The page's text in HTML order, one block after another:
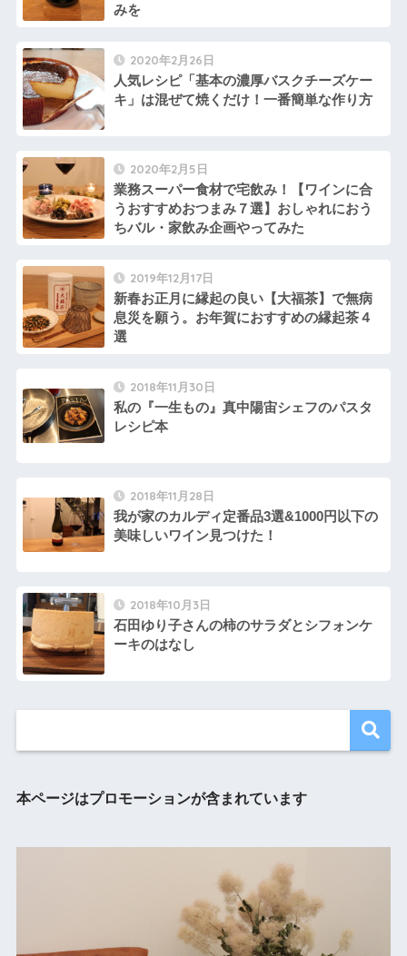
みを
2020年2月26日
人気レシピ「基本の濃厚バスクチーズケー
キ」は混ぜて焼くだけ！一番簡単な作り方
2020年2月5日
業務スーパー食材で宅飲み！【ワインに合
うおすすめおつまみ７選】おしゃれにおう
ちバル・家飲み企画やってみた
2019年12月17日
新春お正月に縁起の良い【大福茶】で無病
息災を願う。お年賀におすすめの縁起茶４
選
2018年11月30日
私の『一生もの』真中陽宙シェフのパスタ
レシピ本
2018年11月28日
我が家のカルディ定番品3選&1000円以下の
美味しいワイン見つけた！
2018年10月3日
石田ゆり子さんの柿のサラダとシフォンケ
ーキのはなし
本ページはプロモーションが含まれています